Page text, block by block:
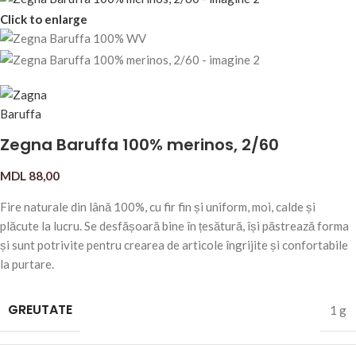
Click to enlarge
Zegna Baruffa 100% merinos, 2/60
MDL 88,00
Fire naturale din lână 100%, cu fir fin și uniform, moi, calde și
plăcute la lucru. Se desfășoară bine în țesătură, își păstrează forma
și sunt potrivite pentru crearea de articole îngrijite și confortabile
la purtare.
GREUTATE 1 g